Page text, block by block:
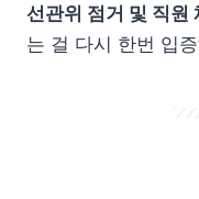
선관위 점거 및 직원
는 걸 다시 한번 입